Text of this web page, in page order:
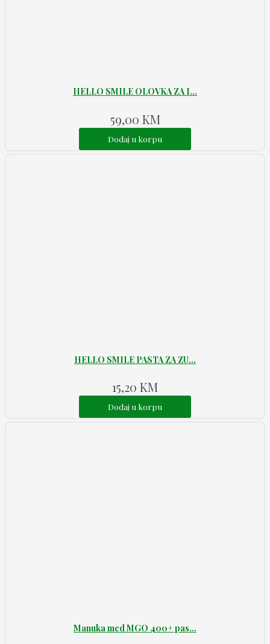
HELLO SMILE OLOVKA ZA I...
59,00 KM
Dodaj u korpu
HELLO SMILE PASTA ZA ZU...
15,20 KM
Dodaj u korpu
Manuka med MGO 400+ pas...